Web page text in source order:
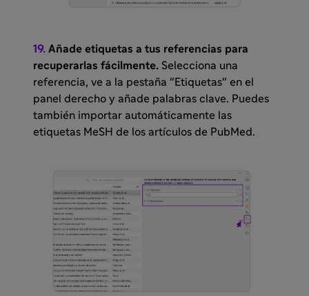
19. Añade etiquetas a tus referencias para
recuperarlas fácilmente. Selecciona una
referencia, ve a la pestaña "Etiquetas" en el
panel derecho y añade palabras clave. Puedes
también importar automáticamente las
etiquetas MeSH de los artículos de PubMed.